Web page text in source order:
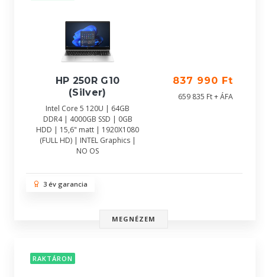
HP 250R G10
(Silver)
Intel Core 5 120U | 64GB
DDR4 | 4000GB SSD | 0GB
HDD | 15,6" matt | 1920X1080
(FULL HD) | INTEL Graphics |
NO OS
837 990 Ft
659 835 Ft + ÁFA
3 év garancia
MEGNÉZEM
RAKTÁRON